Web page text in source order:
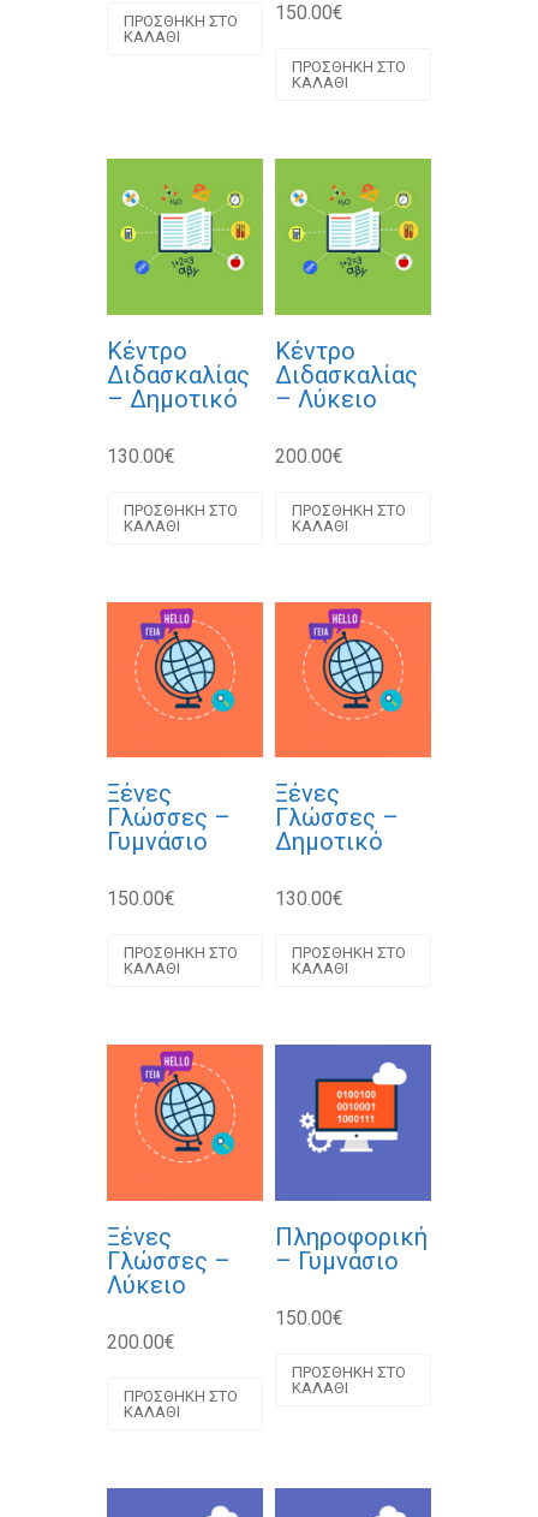
ΠΡΟΣΘΉΚΗ ΣΤΟ
ΚΑΛΆΘΙ
150.00€
ΠΡΟΣΘΉΚΗ ΣΤΟ
ΚΑΛΆΘΙ
Κέντρο
Διδασκαλίας
– Δημοτικό
130.00€
ΠΡΟΣΘΉΚΗ ΣΤΟ
ΚΑΛΆΘΙ
Κέντρο
Διδασκαλίας
– Λύκειο
200.00€
ΠΡΟΣΘΉΚΗ ΣΤΟ
ΚΑΛΆΘΙ
Ξένες
Γλώσσες –
Γυμνάσιο
150.00€
ΠΡΟΣΘΉΚΗ ΣΤΟ
ΚΑΛΆΘΙ
Ξένες
Γλώσσες –
Δημοτικό
130.00€
ΠΡΟΣΘΉΚΗ ΣΤΟ
ΚΑΛΆΘΙ
Ξένες
Γλώσσες –
Λύκειο
200.00€
ΠΡΟΣΘΉΚΗ ΣΤΟ
ΚΑΛΆΘΙ
Πληροφορική
– Γυμνάσιο
150.00€
ΠΡΟΣΘΉΚΗ ΣΤΟ
ΚΑΛΆΘΙ